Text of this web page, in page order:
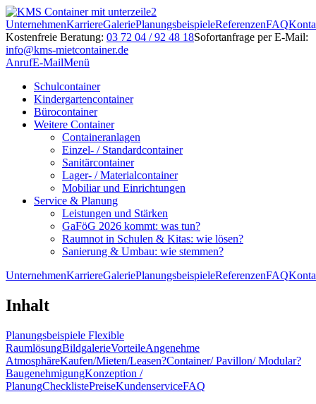
UnternehmenKarriereGaleriePlanungsbeispieleReferenzenFAQ
Kostenfreie Beratung: 03 72 04 / 92 48 18Sofortanfrage per E-Mail:
info@kms-mietcontainer.de
AnrufE-MailMenü
Schulcontainer
Kindergartencontainer
Bürocontainer
Weitere Container
Containeranlagen
Einzel- / Standardcontainer
Sanitärcontainer
Lager- / Materialcontainer
Mobiliar und Einrichtungen
Service & Planung
Leistungen und Stärken
GaFöG 2026 kommt: was tun?
Raumnot in Schulen & Kitas: wie lösen?
Sanierung & Umbau: wie stemmen?
UnternehmenKarriereGaleriePlanungsbeispieleReferenzenFAQ
Inhalt
Planungsbeispiele Flexible
RaumlösungBildgalerieVorteileAngenehme
AtmosphäreKaufen/Mieten/Leasen?Container/ Pavillon/ Modular?
BaugenehmigungKonzeption /
PlanungChecklistePreiseKundenserviceFAQ